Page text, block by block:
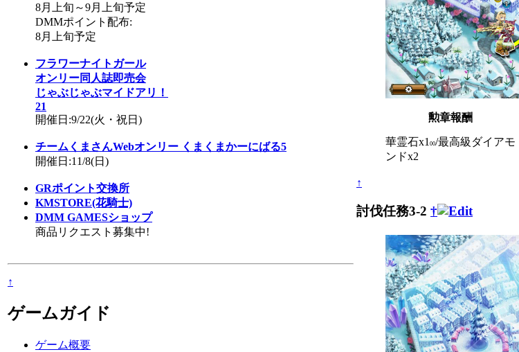
8月上旬～9月上旬予定
DMMポイント配布:
8月上旬予定
フラワーナイトガール
オンリー同人誌即売会
じゃぶじゃぶマイドアリ！
21
開催日:9/22(火・祝日)
チームくまさんWebオンリー くまくまかーにばる5
開催日:11/8(日)
GRポイント交換所
KMSTORE(花騎士)
DMM GAMESショップ
商品リクエスト募集中!
↑
ゲームガイド
ゲーム概要
勲章報酬
華霊石x1 00/最高級ダイアモ
ンドx2
↑
討伐任務3-2 †